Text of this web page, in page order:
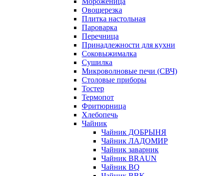
Овощерезка
Плитка настольная
Пароварка
Перечница
Принадлежности для кухни
Соковыжималка
Сушилка
Микроволновые печи (СВЧ)
Столовые приборы
Тостер
Термопот
Фритюрница
Хлебопечь
Чайник
Чайник ДОБРЫНЯ
Чайник ЛАДОМИР
Чайник заварник
Чайник BRAUN
Чайник BQ